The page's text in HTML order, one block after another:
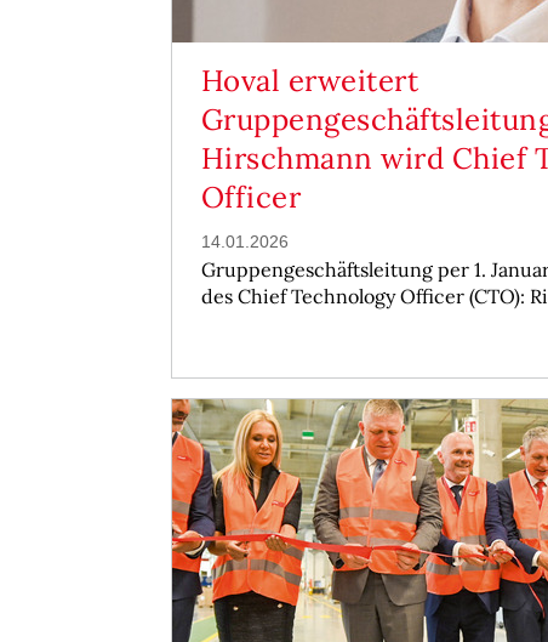
Hoval erweitert
Hirschmann wird Chief
Officer
14.01.2026
Gruppengeschäftsleitung per 1.
des Chief Technology Officer (CTO):